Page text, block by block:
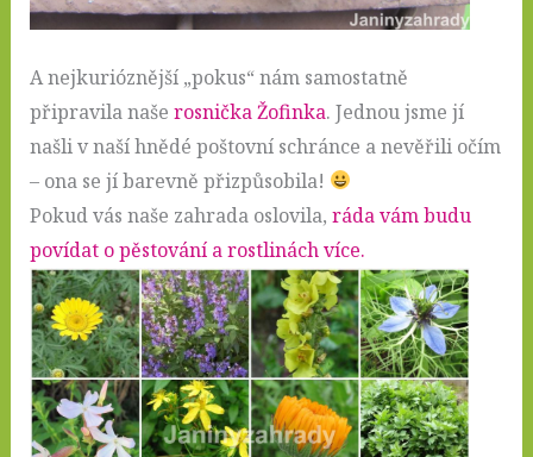
A nejkurióznější „pokus“ nám samostatně
připravila naše rosnička Žofinka. Jednou jsme jí
našli v naší hnědé poštovní schránce a nevěřili očím
– ona se jí barevně přizpůsobila!
Pokud vás naše zahrada oslovila, ráda vám budu
povídat o pěstování a rostlinách více.